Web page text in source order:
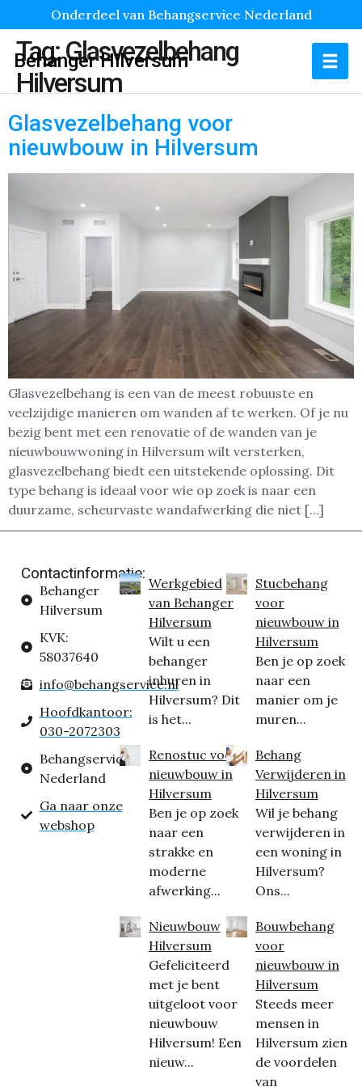
Onderdeel van Behangservice Nederland
Behanger Hilversum
Tag:Glasvezelbehang
Hilversum
Glasvezelbehang voor
nieuwbouw in Hilversum
Glasvezelbehang is een van de meest robuuste en
veelzijdige manieren om wanden af te werken. Of je nu
bezig bent met een renovatie of de wanden van je
nieuwbouwwoning in Hilversum wilt versterken,
glasvezelbehang biedt een uitstekende oplossing. Dit
type behang is ideaal voor wie op zoek is naar een
duurzame, scheurvaste wandafwerking die niet […]
Contactinformatie:
Behanger
Hilversum
KVK:
58037640
info@behangservice.nl
Hoofdkantoor:
030-2072303
Behangservice
Nederland
Ga naar onze
webshop
Werkgebied
van Behanger
Hilversum
Wilt u een
behanger
inhuren in
Hilversum? Dit
is het...
Renostuc voor
nieuwbouw in
Hilversum
Ben je op zoek
naar een
strakke en
moderne
afwerking...
Nieuwbouw
Hilversum
Gefeliciteerd
met je bent
uitgeloot voor
nieuwbouw
Hilversum! Een
nieuw...
Stucbehang
voor
nieuwbouw in
Hilversum
Ben je op zoek
naar een
manier om je
muren...
Behang
Verwijderen in
Hilversum
Wil je behang
verwijderen in
een woning in
Hilversum?
Ons...
Bouwbehang
voor
nieuwbouw in
Hilversum
Steeds meer
mensen in
Hilversum zien
de voordelen
van